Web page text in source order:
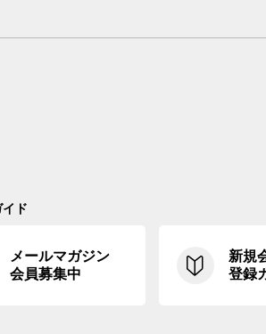
ド
メールマガジン
会員募集中
新規
登録